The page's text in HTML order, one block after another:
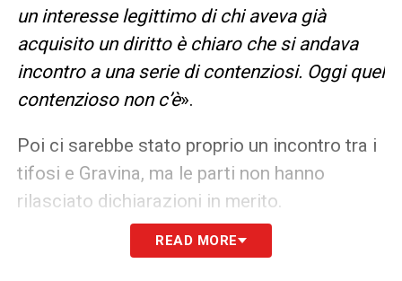
un interesse legittimo di chi aveva già
acquisito un diritto è chiaro che si andava
incontro a una serie di contenziosi. Oggi quel
contenzioso non c’è».
Poi ci sarebbe stato proprio un incontro tra i
tifosi e Gravina, ma le parti non hanno
rilasciato dichiarazioni in merito.
LA PLAYLIST DELLE NOSTRE TOP NEWS
READ MORE